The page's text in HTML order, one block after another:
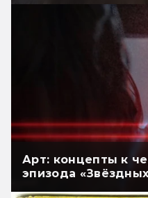
Арт: концепты к
эпизода